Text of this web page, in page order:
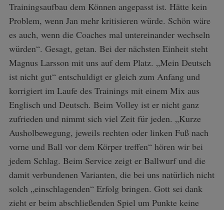
Trainingsaufbau dem Können angepasst ist. Hätte kein
Problem, wenn Jan mehr kritisieren würde. Schön wäre
es auch, wenn die Coaches mal untereinander wechseln
würden“. Gesagt, getan. Bei der nächsten Einheit steht
Magnus Larsson mit uns auf dem Platz. „Mein Deutsch
ist nicht gut“ entschuldigt er gleich zum Anfang und
korrigiert im Laufe des Trainings mit einem Mix aus
Englisch und Deutsch. Beim Volley ist er nicht ganz
zufrieden und nimmt sich viel Zeit für jeden. „Kurze
Ausholbewegung, jeweils rechten oder linken Fuß nach
vorne und Ball vor dem Körper treffen“ hören wir bei
jedem Schlag. Beim Service zeigt er Ballwurf und die
damit verbundenen Varianten, die bei uns natürlich nicht
solch „einschlagenden“ Erfolg bringen. Gott sei dank
zieht er beim abschließenden Spiel um Punkte keine